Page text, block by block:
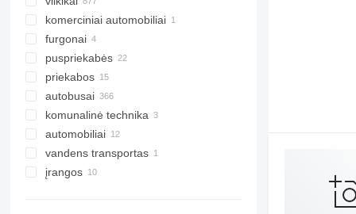
komerciniai automobiliai
furgonai
puspriekabės
priekabos
autobusai
komunalinė technika
komunalinės mašinos
šiukšliavežiai
automobiliai
vandens transportas
valtys
įrangos